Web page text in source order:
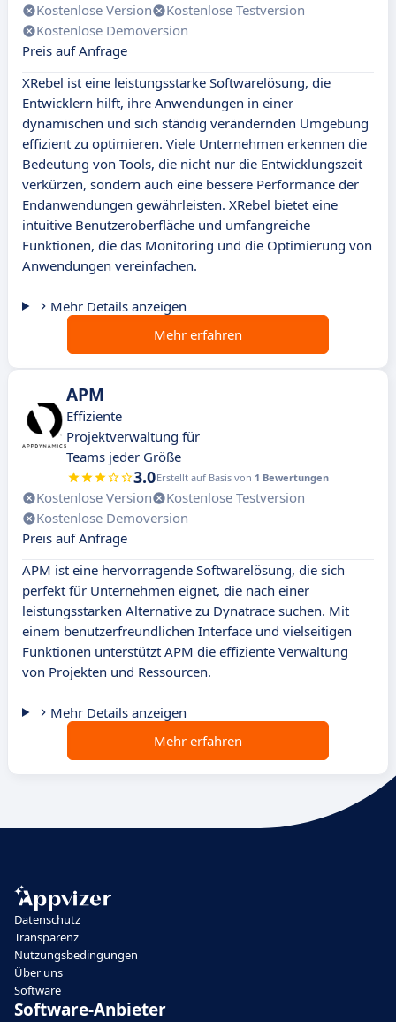
Kostenlose Version
Kostenlose Testversion
Kostenlose Demoversion
Preis auf Anfrage
XRebel ist eine leistungsstarke Softwarelösung, die
Entwicklern hilft, ihre Anwendungen in einer
dynamischen und sich ständig verändernden Umgebung
effizient zu optimieren. Viele Unternehmen erkennen die
Bedeutung von Tools, die nicht nur die Entwicklungszeit
verkürzen, sondern auch eine bessere Performance der
Endanwendungen gewährleisten. XRebel bietet eine
intuitive Benutzeroberfläche und umfangreiche
Funktionen, die das Monitoring und die Optimierung von
Anwendungen vereinfachen.
Mehr Details anzeigen
Mehr erfahren
APM
Effiziente
Projektverwaltung für
Teams jeder Größe
3.0Erstellt auf Basis von 1 Bewertungen
Kostenlose Version
Kostenlose Testversion
Kostenlose Demoversion
Preis auf Anfrage
APM ist eine hervorragende Softwarelösung, die sich
perfekt für Unternehmen eignet, die nach einer
leistungsstarken Alternative zu Dynatrace suchen. Mit
einem benutzerfreundlichen Interface und vielseitigen
Funktionen unterstützt APM die effiziente Verwaltung
von Projekten und Ressourcen.
Mehr Details anzeigen
Mehr erfahren
Datenschutz
Transparenz
Nutzungsbedingungen
Über uns
Software
Software-Anbieter